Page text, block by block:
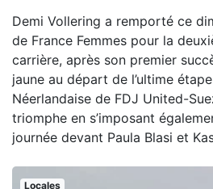
Demi Vollering a remporté ce
de France Femmes pour la
carrière, après son premier
jaune au départ de l’ultime
Néerlandaise de FDJ United-
triomphe en s’imposant
journée devant Paula Blasi et
Locales